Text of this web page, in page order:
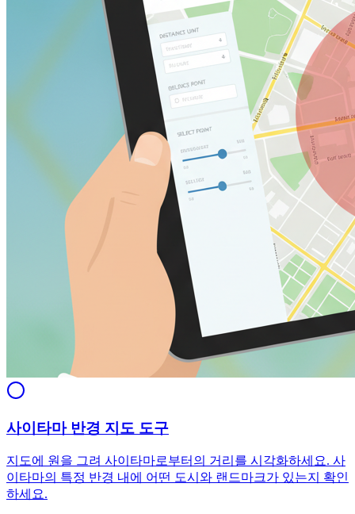
사이타마 반경 지도 도구
지도에 원을 그려 사이타마로부터의 거리를 시각화하세요. 사
이타마의 특정 반경 내에 어떤 도시와 랜드마크가 있는지 확인
하세요.